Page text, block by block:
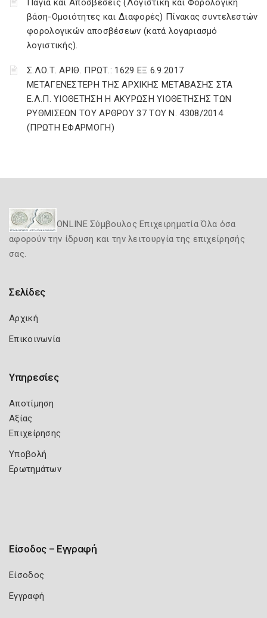
Πάγια και Αποσβέσεις (Λογιστική και Φορολογική
βάση-Ομοιότητες και Διαφορές) Πίνακας συντελεστών
φορολογικών αποσβέσεων (κατά λογαριασμό
λογιστικής).
Σ.ΛΟ.Τ. ΑΡΙΘ. ΠΡΩΤ.: 1629 ΕΞ 6.9.2017
ΜΕΤΑΓΕΝΕΣΤΕΡΗ ΤΗΣ ΑΡΧΙΚΗΣ ΜΕΤΑΒΑΣΗΣ ΣΤΑ
Ε.Λ.Π. ΥΙΟΘΕΤΗΣΗ Η ΑΚΥΡΩΣΗ ΥΙΟΘΕΤΗΣΗΣ ΤΩΝ
ΡΥΘΜΙΣΕΩΝ ΤΟΥ ΑΡΘΡΟΥ 37 ΤΟΥ Ν. 4308/2014
(ΠΡΩΤΗ ΕΦΑΡΜΟΓΗ)
ONLINE Σύμβουλος Επιχειρηματία Όλα όσα
αφορούν την ίδρυση και την λειτουργία της επιχείρησής
σας.
Σελίδες
Αρχική
Επικοινωνία
Υπηρεσίες
Αποτίμηση
Αξίας
Επιχείρησης
Υποβολή
Ερωτημάτων
Είσοδος – Εγγραφή
Είσοδος
Εγγραφή